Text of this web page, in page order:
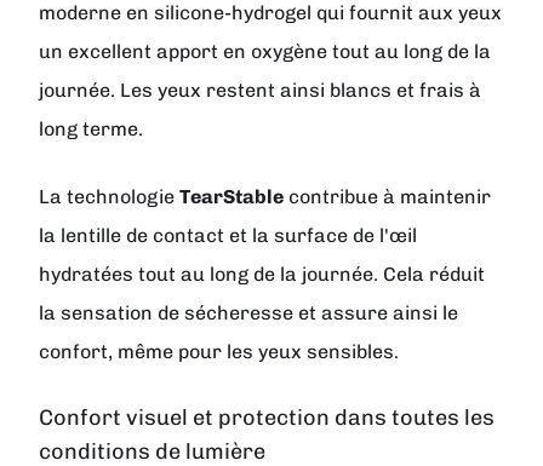
moderne en silicone-hydrogel qui fournit aux yeux
un excellent apport en oxygène tout au long de la
journée. Les yeux restent ainsi blancs et frais à
long terme.
La technologie TearStable contribue à maintenir
la lentille de contact et la surface de l'œil
hydratées tout au long de la journée. Cela réduit
la sensation de sécheresse et assure ainsi le
confort, même pour les yeux sensibles.
Confort visuel et protection dans toutes les
conditions de lumière